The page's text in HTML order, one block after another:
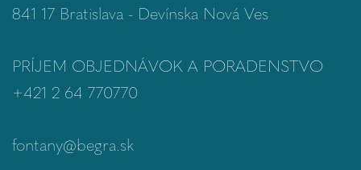
841 17 Bratislava - Devínska Nová Ves
PRÍJEM OBJEDNÁVOK A PORADENSTVO
+421 2 64 770770
fontany@begra.sk